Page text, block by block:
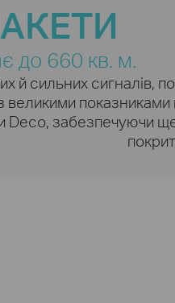
до 660 кв. м.
й сильних
великими
забезпечуючи
включено одночасно, кожен
більш ефективною
Більше даних